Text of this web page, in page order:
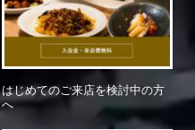
はじめてのご来店を検討中の方
へ